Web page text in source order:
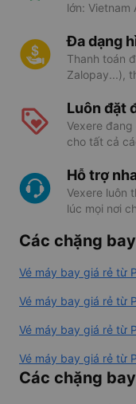
lớn: Vietnam
Đa dạng
Thanh toán
Zalopay...),
Luôn đặt
Vexere
cho tất cả
Hỗ trợ
Vexere luôn
lúc mọi nơi
Các chặng
Vé máy bay giá rẻ từ
Vé máy bay giá rẻ từ
Vé máy bay giá rẻ từ
Vé máy bay giá rẻ từ
Các chặng